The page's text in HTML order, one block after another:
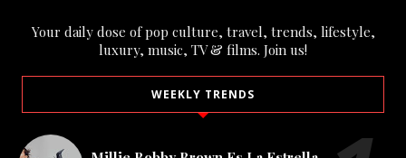
Your daily dose of pop culture, travel, trends, lifestyle,
luxury, music, TV & films. Join us!
WEEKLY TRENDS